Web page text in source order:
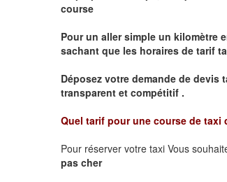
course
Pour un aller simple un kilomètre
sachant que les horaires de tarif
Déposez votre demande de devis
transparent et compétitif .
Quel tarif pour une course de taxi
Pour réserver votre taxi Vous
pas cher